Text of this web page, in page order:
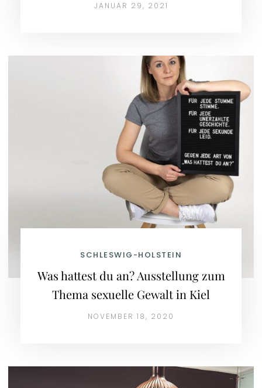
JANUAR 29, 2021
SCHLESWIG-HOLSTEIN
Was hattest du an? Ausstellung zum
Thema sexuelle Gewalt in Kiel
NOVEMBER 18, 2020